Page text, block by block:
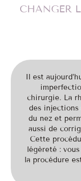
CHANGER
Il est
chirurgie. La
des injections
du nez et
aussi de
Cette
légèreté :
la procédure